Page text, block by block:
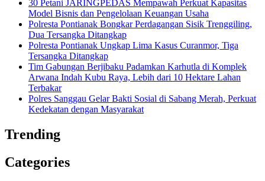
30 Petani JARINGPEDAS Mempawah Perkuat Kapasitas
Model Bisnis dan Pengelolaan Keuangan Usaha
Polresta Pontianak Bongkar Perdagangan Sisik Trenggiling,
Dua Tersangka Ditangkap
Polresta Pontianak Ungkap Lima Kasus Curanmor, Tiga
Tersangka Ditangkap
Tim Gabungan Berjibaku Padamkan Karhutla di Komplek
Arwana Indah Kubu Raya, Lebih dari 10 Hektare Lahan
Terbakar
Polres Sanggau Gelar Bakti Sosial di Sabang Merah, Perkuat
Kedekatan dengan Masyarakat
Trending
Categories